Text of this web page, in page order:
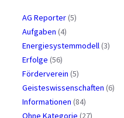
AG Reporter(5)
Aufgaben (4)
Energiesystemmodell(3)
Erfolge (56)
Förderverein (5)
Geisteswissenschaften (6)
Informationen (84)
Ohne Kategorie (27)